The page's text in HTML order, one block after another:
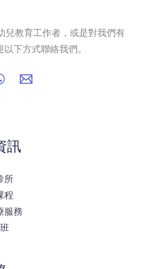
兒教育工作者，或是對我們有
下方式聯絡我們。
訊
所
程
服務